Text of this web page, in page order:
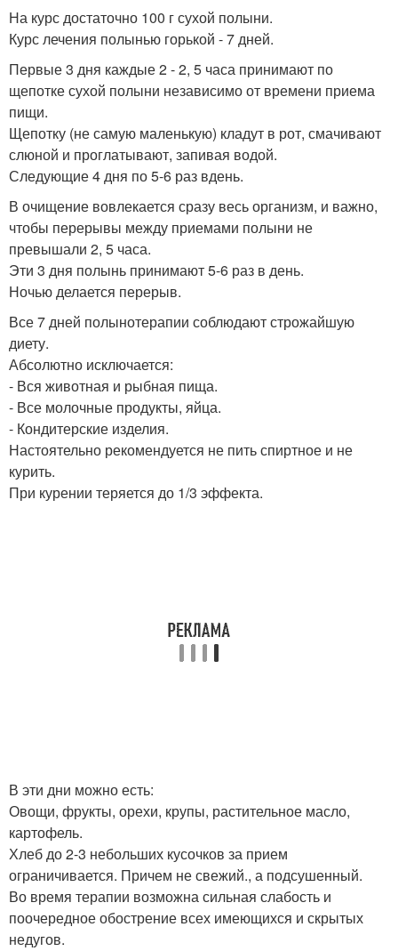
На курс достаточно 100 г сухой полыни.
Курс лечения полынью горькой - 7 дней.
Первые 3 дня каждые 2 - 2, 5 часа принимают по
щепотке сухой полыни независимо от времени приема
пищи.
Щепотку (не самую маленькую) кладут в рот, смачивают
слюной и проглатывают, запивая водой.
Следующие 4 дня по 5-6 раз вдень.
В очищение вовлекается сразу весь организм, и важно,
чтобы перерывы между приемами полыни не
превышали 2, 5 часа.
Эти 3 дня полынь принимают 5-6 раз в день.
Ночью делается перерыв.
Все 7 дней полынотерапии соблюдают строжайшую
диету.
Абсолютно исключается:
- Вся животная и рыбная пища.
- Все молочные продукты, яйца.
- Кондитерские изделия.
Настоятельно рекомендуется не пить спиртное и не
курить.
При курении теряется до 1/3 эффекта.
В эти дни можно есть:
Овощи, фрукты, орехи, крупы, растительное масло,
картофель.
Хлеб до 2-3 небольших кусочков за прием
ограничивается. Причем не свежий., а подсушенный.
Во время терапии возможна сильная слабость и
поочередное обострение всех имеющихся и скрытых
недугов.